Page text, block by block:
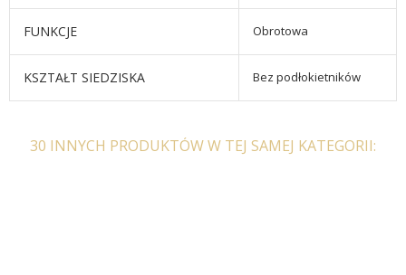
FUNKCJE Obrotowa
KSZTAŁT SIEDZISKA Bez podłokietników
30 INNYCH PRODUKTÓW W TEJ SAMEJ KATEGORII: